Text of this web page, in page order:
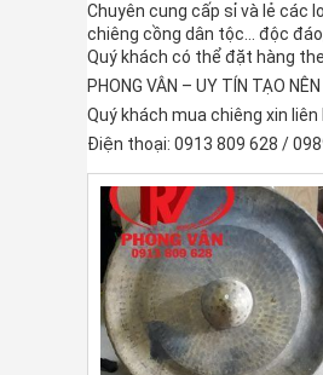
Chuyên cung cấp sỉ và lẻ các
chiêng cồng dân tộc… độc
Quý khách có thể đặt hàng
PHONG VÂN – UY TÍN TẠO NÊN
Quý khách mua chiêng xin
Điện thoại: 0913 809 628 /